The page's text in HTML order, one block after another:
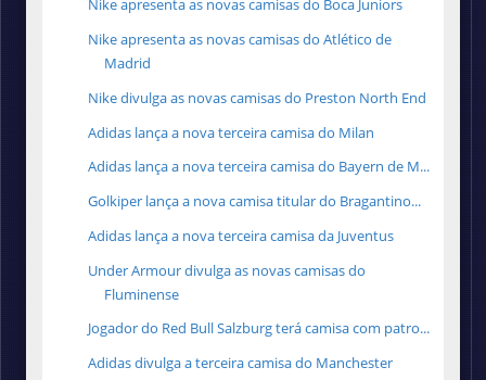
Nike apresenta as novas camisas do Boca Juniors
Nike apresenta as novas camisas do Atlético de
Madrid
Nike divulga as novas camisas do Preston North End
Adidas lança a nova terceira camisa do Milan
Adidas lança a nova terceira camisa do Bayern de M...
Golkiper lança a nova camisa titular do Bragantino...
Adidas lança a nova terceira camisa da Juventus
Under Armour divulga as novas camisas do
Fluminense
Jogador do Red Bull Salzburg terá camisa com patro...
Adidas divulga a terceira camisa do Manchester